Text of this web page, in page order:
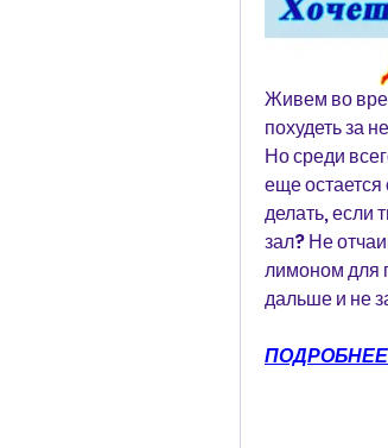
Живем во
похудеть за
Но среди
еще
делать, если
зал? Не
лимоном для
дальше и не